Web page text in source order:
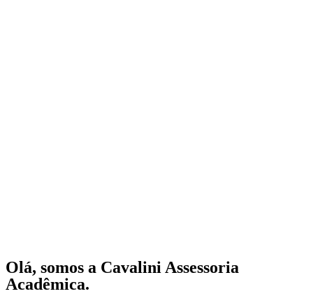
Olá, somos a Cavalini Assessoria
Acadêmica.